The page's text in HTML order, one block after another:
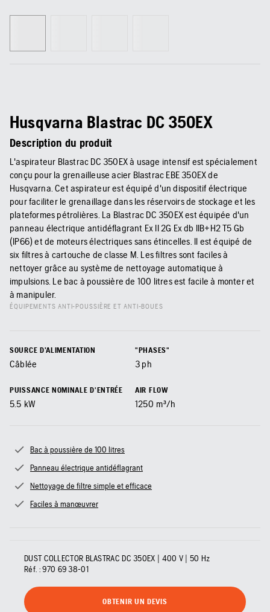
Husqvarna Blastrac DC 350EX
Description du produit
L'aspirateur Blastrac DC 350EX à usage intensif est spécialement
conçu pour la grenailleuse acier Blastrac EBE 350EX de
Husqvarna. Cet aspirateur est équipé d'un dispositif électrique
pour faciliter le grenaillage dans les réservoirs de stockage et les
plateformes pétrolières. La Blastrac DC 350EX est équipée d'un
panneau électrique antidéflagrant Ex II 2G Ex db IIB+H2 T5 Gb
(IP66) et de moteurs électriques sans étincelles. Il est équipé de
six filtres à cartouche de classe M. Les filtres sont faciles à
nettoyer grâce au système de nettoyage automatique à
impulsions. Le bac à poussière de 100 litres est facile à monter et
à manipuler.
ÉQUIPEMENTS ANTI-POUSSIÈRE ET ANTI-BOUES
SOURCE D’ALIMENTATION
Câblée
"PHASES"
3 ph
PUISSANCE NOMINALE D'ENTRÉE
5.5 kW
AIR FLOW
1250 m³/h
Bac à poussière de 100 litres
Panneau électrique antidéflagrant
Nettoyage de filtre simple et efficace
Faciles à manœuvrer
DUST COLLECTOR BLASTRAC DC 350EX | 400 V | 50 Hz
Réf. : 970 69 38‑01
OBTENIR UN DEVIS